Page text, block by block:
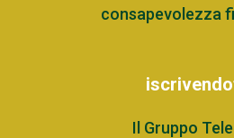
consapevolezza
Il Gruppo